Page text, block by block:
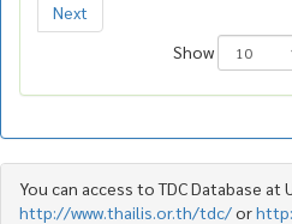
Next
Show
You can access to TDC Database at
http://www.thailis.or.th/tdc/or